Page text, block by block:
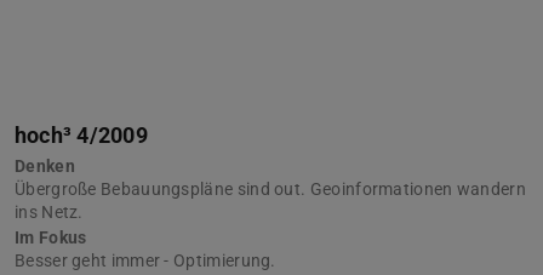
hoch³ 4/2009
Denken
Übergroße Bebauungspläne sind out. Geoinformationen wandern
ins Netz.
Im Fokus
Besser geht immer - Optimierung.